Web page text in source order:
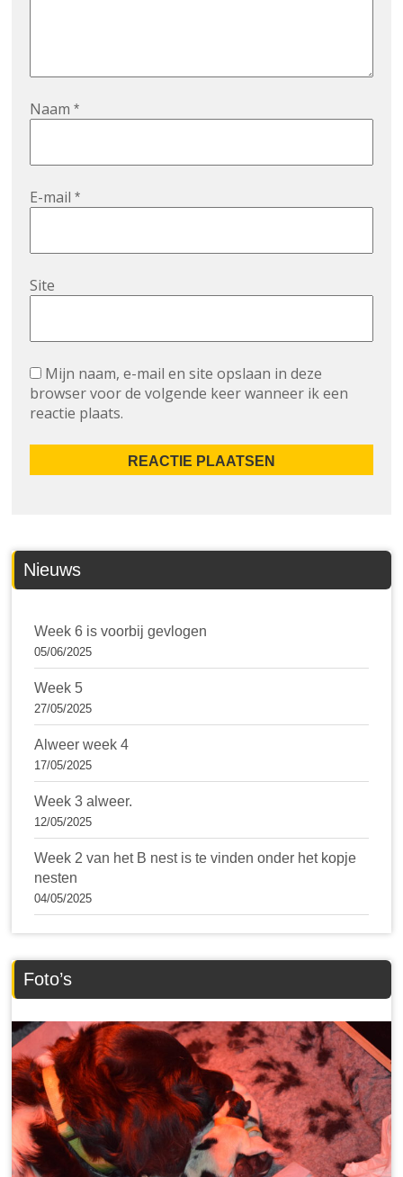
Naam*
E-mail*
Site
Mijn naam, e-mail en site opslaan in deze
browser voor de volgende keer wanneer ik een
reactie plaats.
Nieuws
Week 6 is voorbij gevlogen
05/06/2025
Week 5
27/05/2025
Alweer week 4
17/05/2025
Week 3 alweer.
12/05/2025
Week 2 van het B nest is te vinden onder het kopje
nesten
04/05/2025
Foto’s